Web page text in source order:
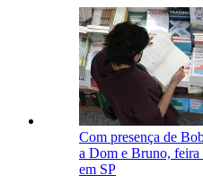
Com presença de
a Dom e Bruno,
em SP